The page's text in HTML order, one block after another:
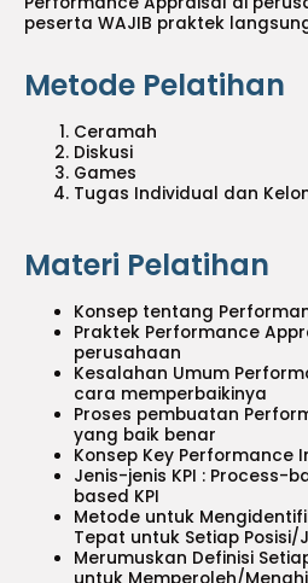
peserta WAJIB praktek
Metode Pelatihan
Ceramah
Diskusi
Games
Tugas Individual dan
Materi Pelatihan
Konsep tentang
Praktek Performance
perusahaan
Kesalahan Umum
cara memperbaikinya
Proses pembuatan
yang baik benar
Konsep Key Performance
Jenis-jenis KPI : Process-
based KPI
Metode untuk
Tepat untuk Setiap
Merumuskan Definisi